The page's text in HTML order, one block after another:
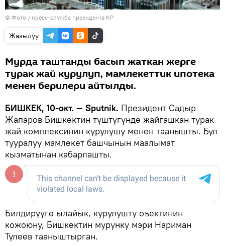
© Фото / пресс-служба президента КР
Жазылуу
Мурда таштанды басып жаткан жерге
турак жай курулуп, мамлекеттик ипотека
менен берилери айтылды.
БИШКЕК, 10-окт. — Sputnik. Президент Садыр
Жапаров Бишкектин түштүгүндө жайгашкан турак
жай комплексинин курулушу менен таанышты. Бул
тууралуу мамлекет башчынын маалымат
кызматынан кабарлашты.
Билдирүүгө ылайык, курулушту оъектинин
кожоюну, Бишкектин мурунку мэри Нариман
Түлеев тааныштырган.